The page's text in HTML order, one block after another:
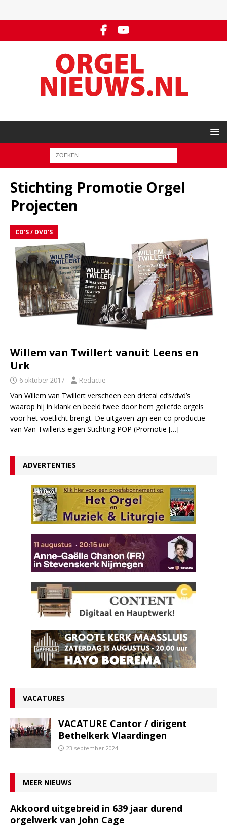
Stichting Promotie Orgel
Projecten
CD'S / DVD'S
Willem van Twillert vanuit Leens en
Urk
6 oktober 2017 Redactie
Van Willem van Twillert verscheen een drietal cd’s/dvd’s
waarop hij in klank en beeld twee door hem geliefde orgels
voor het voetlicht brengt. De uitgaven zijn een co-productie
van Van Twillerts eigen Stichting POP (Promotie […]
ADVERTENTIES
VACATURES
VACATURE Cantor / dirigent
Bethelkerk Vlaardingen
23 september 2024
MEER NIEUWS
Akkoord uitgebreid in 639 jaar durend
orgelwerk van John Cage